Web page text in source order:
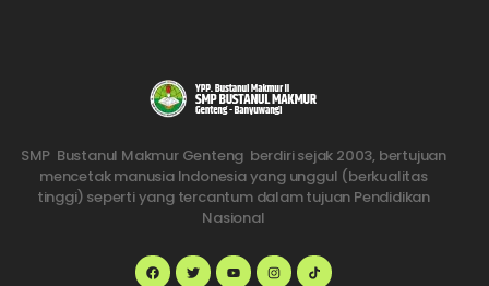
SMP Bustanul Makmur Genteng berdiri sejak 2003, bertujuan
mencetak manusia Indonesia yang unggul (berkualitas
tinggi) seperti yang tercantum dalam tujuan Pendidikan
Nasional